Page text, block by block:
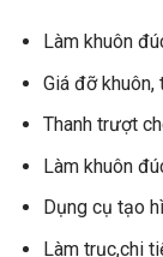
Làm khuôn
Giá đỡ khuôn,
Thanh trượt
Làm khuôn
Dụng cụ tạo
Làm trục,chi